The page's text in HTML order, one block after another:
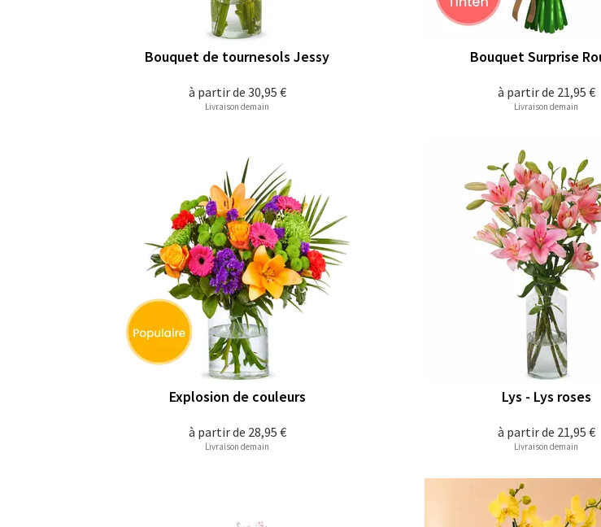
à partir de 30,95 €
Bouquet de tournesols Jessy
Livraison demain
à partir de 21,95 €
Bouquet Surprise
Livraison demain
à partir de 28,95 €
Explosion de couleurs
Livraison demain
à partir de 21,95 €
Lys - Lys roses
Livraison demain